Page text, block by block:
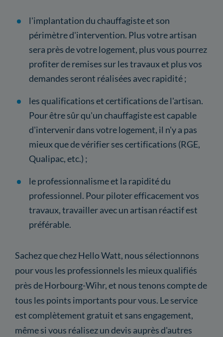
l'implantation du chauffagiste et son
périmètre d'intervention. Plus votre artisan
sera près de votre logement, plus vous pourrez
profiter de remises sur les travaux et plus vos
demandes seront réalisées avec rapidité ;
les qualifications et certifications de l'artisan.
Pour être sûr qu'un chauffagiste est capable
d'intervenir dans votre logement, il n'y a pas
mieux que de vérifier ses certifications (RGE,
Qualipac, etc.) ;
le professionnalisme et la rapidité du
professionnel. Pour piloter efficacement vos
travaux, travailler avec un artisan réactif est
préférable.
Sachez que chez Hello Watt, nous sélectionnons
pour vous les professionnels les mieux qualifiés
près de Horbourg-Wihr, et nous tenons compte de
tous les points importants pour vous. Le service
est complètement gratuit et sans engagement,
même si vous réalisez un devis auprès d'autres